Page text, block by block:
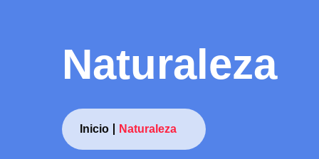
Naturaleza
Inicio Naturaleza